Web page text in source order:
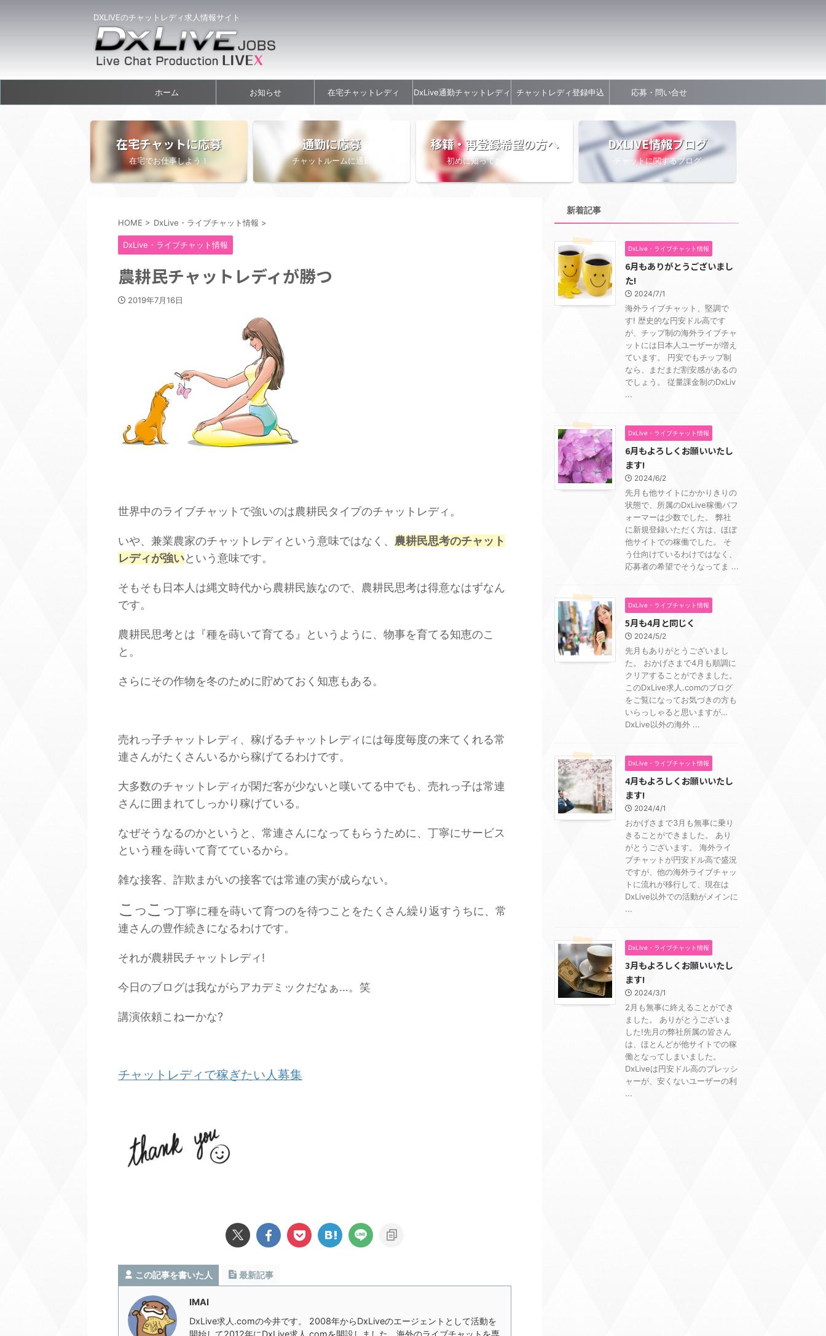
DXLIVEのチャットレディ求人情報サイト
ホーム お知らせ 在宅チャットレディ DxLive通勤チャットレディ チャットレディ登録申込 応募・問い合せ
在宅チャットに応募
在宅でお仕事しよう！
通勤に応募
チャットルームに通勤
移籍・再登録希望の方へ
初めに知っておきたい情報
DXLIVE情報ブログ
チャットに関するブログ
HOME > DxLive・ライブチャット情報 >
DxLive・ライブチャット情報
農耕民チャットレディが勝つ
2019年7月16日
世界中のライブチャットで強いのは農耕民タイプのチャットレディ。
いや、兼業農家のチャットレディという意味ではなく、 農耕民思考のチャット
レディが強いという意味です。
そもそも日本人は縄文時代から農耕民族なので、農耕民思考は得意なはずなん
です。
農耕民思考とは『種を蒔いて育てる』というように、物事を育てる知恵のこ
と。
さらにその作物を冬のために貯めておく知恵もある。
売れっ子チャットレディ、稼げるチャットレディには毎度毎度の来てくれる常
連さんがたくさんいるから稼げてるわけです。
大多数のチャットレディが閑だ客が少ないと嘆いてる中でも、売れっ子は常連
さんに囲まれてしっかり稼げている。
なぜそうなるのかというと、常連さんになってもらうために、丁寧にサービス
という種を蒔いて育てているから。
雑な接客、詐欺まがいの接客では常連の実が成らない。
こ つこ つ丁寧に種を蒔いて育つのを待つことをたくさん繰り返すうちに、常
連さんの豊作続きになるわけです。
それが農耕民チャットレディ!
今日のブログは我ながらアカデミックだなぁ…。笑
講演依頼こねーかな?
チャットレディで稼ぎたい人募集
この記事を書いた人 最新記事
IMAI
DxLive求人.comの今井です。 2008年からDxLiveのエージェントとして活動を
新着記事
DxLive・ライブチャット情報
6月もありがとうございまし
た!
2024/7/1
海外ライブチャット、堅調で
す! 歴史的な円安ドル高です
が、チップ制の海外ライブチャ
ットには日本人ユーザーが増え
ています。 円安でもチップ制
なら、まだまだ割安感があるの
でしょう。 従量課金制のDxLiv
...
DxLive・ライブチャット情報
6月もよろしくお願いいたし
ます!
2024/6/2
先月も他サイトにかかりきりの
状態で、所属のDxLive稼働パフ
ォーマーは少数でした。 弊社
に新規登録いただく方は、ほぼ
他サイトでの稼働でした。 そ
う仕向けているわけではなく、
応募者の希望でそうなってま ...
DxLive・ライブチャット情報
5月も4月と同じく
2024/5/2
先月もありがとうございまし
た。 おかげさまで4月も順調に
クリアすることができました。
このDxLive求人.comのブログ
をご覧になってお気づきの方も
いらっしゃると思いますが…
DxLive以外の海外 ...
DxLive・ライブチャット情報
4月もよろしくお願いいたし
ます!
2024/4/1
おかげさまで3月も無事に乗り
きることができました。 あり
がとうございます。 海外ライ
ブチャットが円安ドル高で盛況
ですが、他の海外ライブチャッ
トに流れが移行して、現在は
DxLive以外での活動がメインに
...
DxLive・ライブチャット情報
3月もよろしくお願いいたし
ます!
2024/3/1
2月も無事に終えることができ
ました。 ありがとうございま
した!先月の弊社所属の皆さん
は、ほとんどが他サイトでの稼
働となってしまいました。
DxLiveは円安ドル高のプレッシ
ャーが、安くないユーザーの利
...